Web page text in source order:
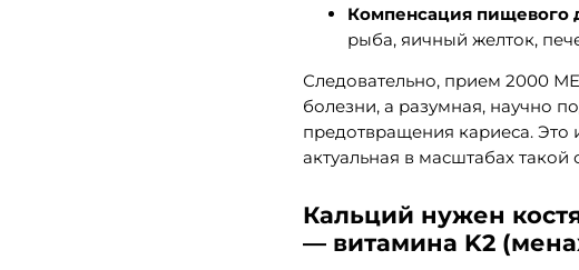
Компенсация пищевого
рыба, яичный желток,
Следовательно, прием 2000
болезни, а разумная, научно
предотвращения кариеса. Это
актуальная в масштабах
Кальций нужен
— витамина K2